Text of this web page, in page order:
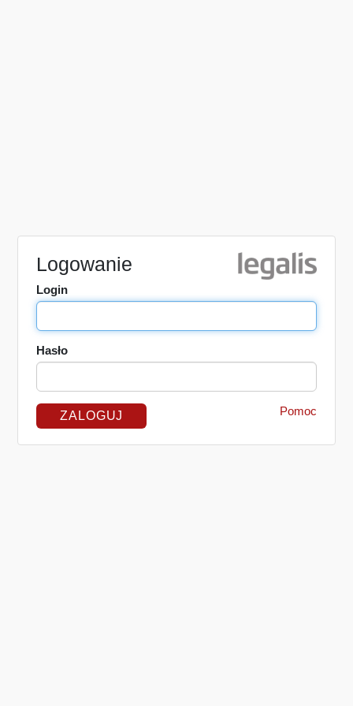
Logowanie
Login
Hasło
Pomoc